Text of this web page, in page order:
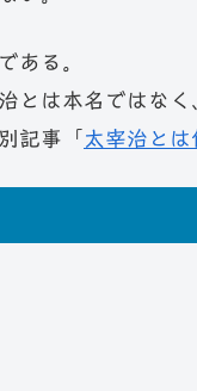
ある。
とは本名ではな
記事「 太宰治と